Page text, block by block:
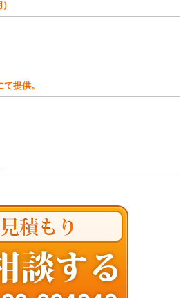
提供。